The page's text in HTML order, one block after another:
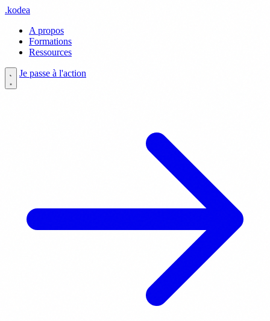
.kodea
A propos
Formations
Ressources
Je passe à l'action